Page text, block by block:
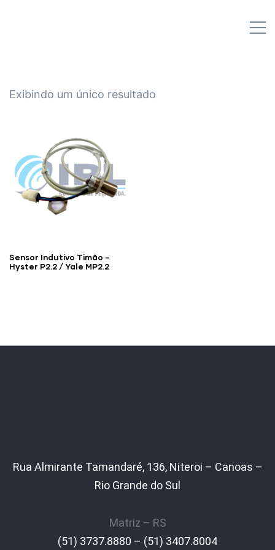
Exibindo um único resultado
Sensor Indutivo Timão –
Hyster P2.2 / Yale MP2.2
Rua Almirante Tamandaré, 136, Niteroi – Canoas –
Rio Grande do Sul
Matriz – RS
(51) 3737.8880 – (51) 3407.8004